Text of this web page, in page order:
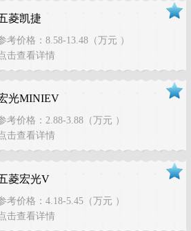
菱凯捷
考价格：8.58-13.48（万元 ）
击查看详情
光MINIEV
考价格：2.88-3.88（万元 ）
击查看详情
菱宏光V
考价格：4.18-5.45（万元 ）
击查看详情